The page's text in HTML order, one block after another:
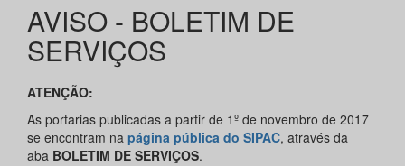
AVISO - BOLETIM DE
SERVIÇOS
ATENÇÃO:
As portarias publicadas a partir de 1º de novembro de 2017
se encontram na página pública do SIPAC, através da
aba BOLETIM DE SERVIÇOS.